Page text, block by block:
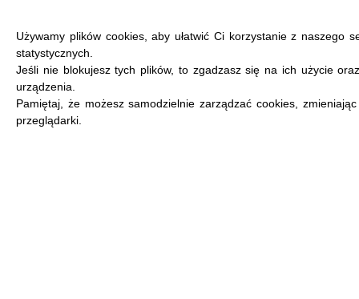
Używamy plików cookies, aby ułatwić Ci korzystanie z naszego
statystycznych.
Jeśli nie blokujesz tych plików, to zgadzasz się na ich użycie
urządzenia.
Pamiętaj, że możesz samodzielnie zarządzać cookies,
przeglądarki.
MENU